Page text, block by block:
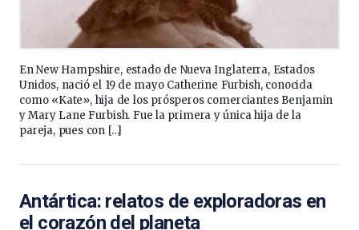
En New Hampshire, estado de Nueva Inglaterra, Estados
Unidos, nació el 19 de mayo Catherine Furbish, conocida
como «Kate», hija de los prósperos comerciantes Benjamin
y Mary Lane Furbish. Fue la primera y única hija de la
pareja, pues con […]
Antártica: relatos de exploradoras en
el corazón del planeta